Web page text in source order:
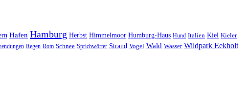
Hafen Hamburg Herbst Himmelmoor Humburg-Haus Hund Italien Kiel Kieler
Regen Rom Schnee Sprichwörter Strand Vogel Wald Wasser Wildpark Eekholt